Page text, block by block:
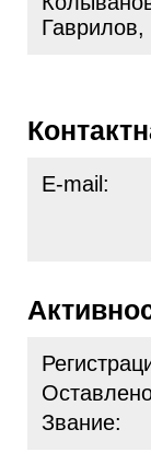
E-mail:
Звание: